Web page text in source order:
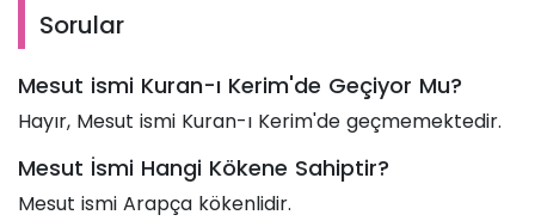
Sorular
Mesut ismi Kuran-ı Kerim'de Geçiyor Mu?
Hayır, Mesut ismi Kuran-ı Kerim'de geçmemektedir.
Mesut İsmi Hangi Kökene Sahiptir?
Mesut ismi Arapça kökenlidir.